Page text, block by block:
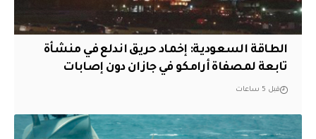
‏الطاقة السعودية: إخماد حريق اندلع في منشأة
تابعة لمصفاة أرامكو في جازان دون إصابات
قبل 5 ساعات